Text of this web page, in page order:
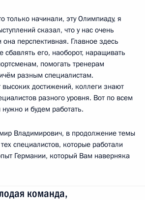
только начинали, эту Олимпиаду, я
сказал, что у нас очень
перспективная. Главное здесь
сбавлять его, наоборот, наращивать
помогать тренерам
разным специалистам.
достижений, коллеги знают
разного уровня. Вот по всем
и будем работать.
Владимирович, в продолжение темы
специалистов, которые работали
Германии, который Вам наверняка
команда,